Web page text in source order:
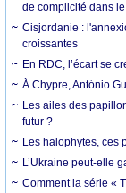
de complicité dans
Cisjordanie :
croissantes
En RDC, l’écart se
À Chypre, António
Les ailes des
futur ?
Les halophytes, ces
L’Ukraine peut-elle
Comment la série «